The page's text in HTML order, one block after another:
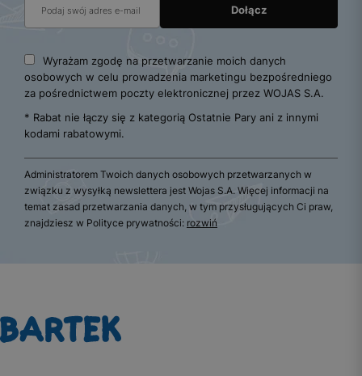
Wyrażam zgodę na przetwarzanie moich danych
osobowych w celu prowadzenia marketingu bezpośredniego
za pośrednictwem poczty elektronicznej przez WOJAS S.A.
* Rabat nie łączy się z kategorią Ostatnie Pary ani z innymi
kodami rabatowymi.
Administratorem Twoich danych osobowych przetwarzanych w
związku z wysyłką newslettera jest Wojas S.A. Więcej informacji na
temat zasad przetwarzania danych, w tym przysługujących Ci praw,
znajdziesz w Polityce prywatności: rozwiń